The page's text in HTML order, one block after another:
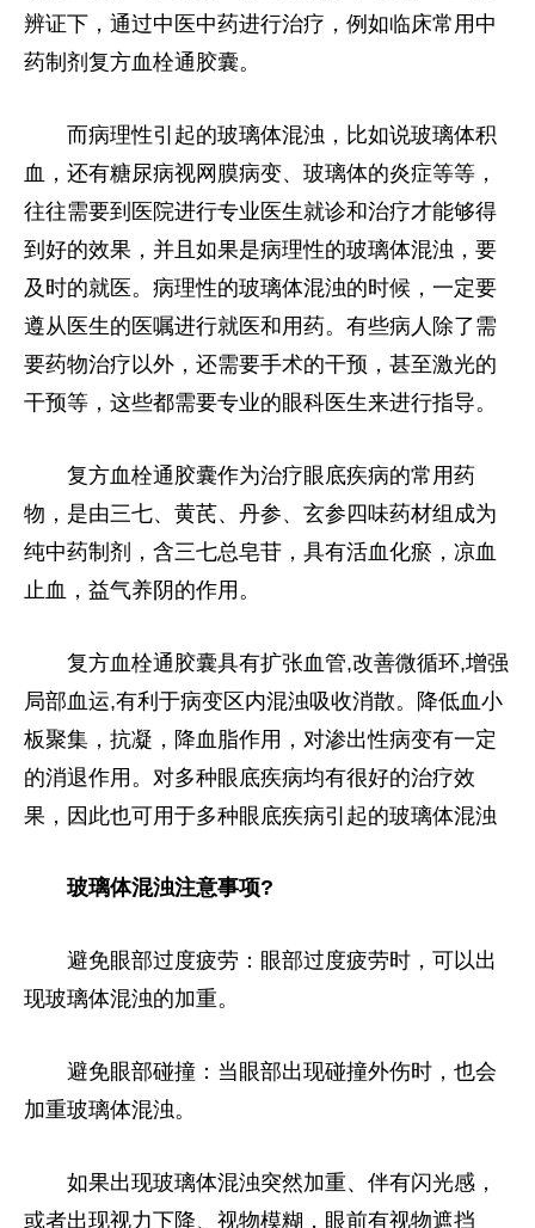
辨证下，通过中医中药进行治疗，例如临床常用中
药制剂复方血栓通胶囊。
而病理性引起的玻璃体混浊，比如说玻璃体积
血，还有糖尿病视网膜病变、玻璃体的炎症等等，
往往需要到医院进行专业医生就诊和治疗才能够得
到好的效果，并且如果是病理性的玻璃体混浊，要
及时的就医。病理性的玻璃体混浊的时候，一定要
遵从医生的医嘱进行就医和用药。有些病人除了需
要药物治疗以外，还需要手术的干预，甚至激光的
干预等，这些都需要专业的眼科医生来进行指导。
复方血栓通胶囊作为治疗眼底疾病的常用药
物，是由三七、黄芪、丹参、玄参四味药材组成为
纯中药制剂，含三七总皂苷，具有活血化瘀，凉血
止血，益气养阴的作用。
复方血栓通胶囊具有扩张血管,改善微循环,增强
局部血运,有利于病变区内混浊吸收消散。降低血小
板聚集，抗凝，降血脂作用，对渗出性病变有一定
的消退作用。对多种眼底疾病均有很好的治疗效
果，因此也可用于多种眼底疾病引起的玻璃体混浊
玻璃体混浊注意事项?
避免眼部过度疲劳：眼部过度疲劳时，可以出
现玻璃体混浊的加重。
避免眼部碰撞：当眼部出现碰撞外伤时，也会
加重玻璃体混浊。
如果出现玻璃体混浊突然加重、伴有闪光感，
或者出现视力下降、视物模糊，眼前有视物遮挡